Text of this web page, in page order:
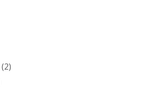
(2)